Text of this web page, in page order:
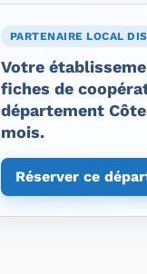
PARTENAIRE LOCAL
Votre
fiches de
département
mois.
Réserver ce